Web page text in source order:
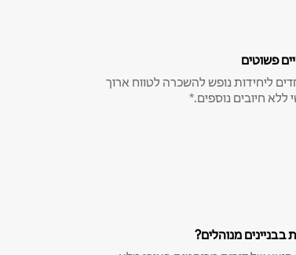
פשוטים
ליחידות נופש להשכרה לטווח ארוך
ללא חיובים נוספים.*
בבניינים מנוהלים?